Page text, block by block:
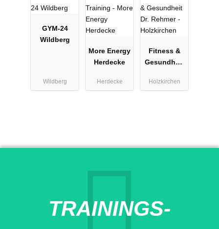
GYM-24
Wildberg
Wildberg
More Energy
Herdecke
Herdecke
Fitness &
Gesundheit
Holzkirchen
Holzkirchen
TRAININGS-